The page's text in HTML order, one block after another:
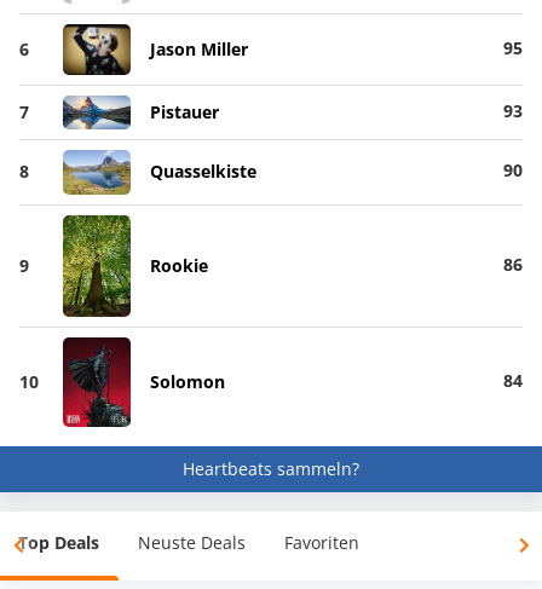
6 Jason Miller 95
7 Pistauer 93
8 Quasselkiste 90
9 Rookie 86
10 Solomon 84
Heartbeats sammeln?
Top Deals Neuste Deals Favoriten